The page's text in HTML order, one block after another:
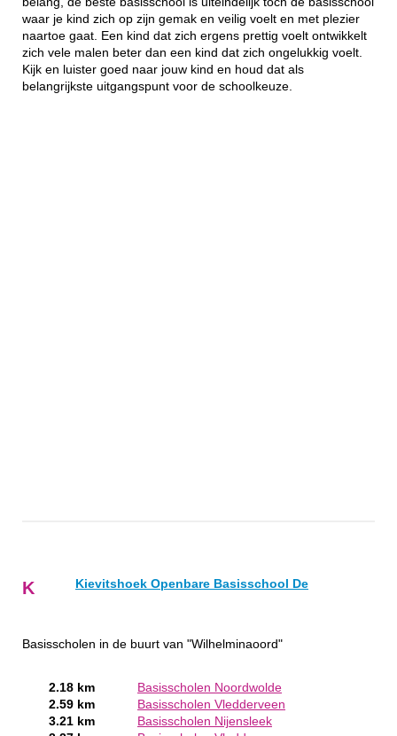
waar je kind zich op zijn gemak en veilig voelt en met plezier
naartoe gaat. Een kind dat zich ergens prettig voelt ontwikkelt
zich vele malen beter dan een kind dat zich ongelukkig voelt.
Kijk en luister goed naar jouw kind en houd dat als
belangrijkste uitgangspunt voor de schoolkeuze.
K Kievitshoek Openbare Basisschool De
Basisscholen in de buurt van "Wilhelminaoord"
2.18 km
Basisscholen Noordwolde
2.59 km
Basisscholen Vledderveen
3.21 km
Basisscholen Nijensleek